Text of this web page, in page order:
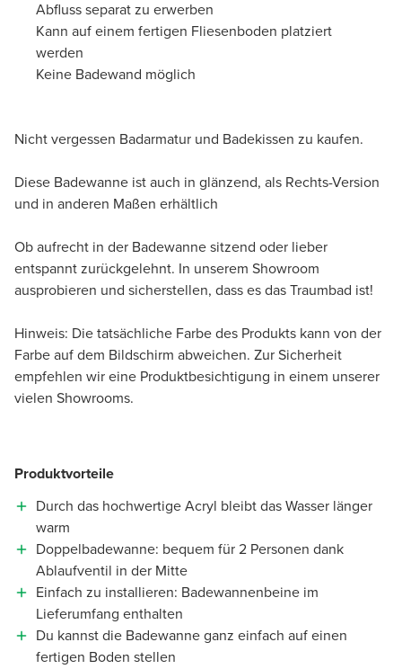
Abfluss separat zu erwerben
Kann auf einem fertigen Fliesenboden platziert
werden
Keine Badewand möglich
Nicht vergessen Badarmatur und Badekissen zu kaufen.
Diese Badewanne ist auch in glänzend, als Rechts-Version
und in anderen Maßen erhältlich
Ob aufrecht in der Badewanne sitzend oder lieber
entspannt zurückgelehnt. In unserem Showroom
ausprobieren und sicherstellen, dass es das Traumbad ist!
Hinweis: Die tatsächliche Farbe des Produkts kann von der
Farbe auf dem Bildschirm abweichen. Zur Sicherheit
empfehlen wir eine Produktbesichtigung in einem unserer
vielen Showrooms.
Produktvorteile
Durch das hochwertige Acryl bleibt das Wasser länger
warm
Doppelbadewanne: bequem für 2 Personen dank
Ablaufventil in der Mitte
Einfach zu installieren: Badewannenbeine im
Lieferumfang enthalten
Du kannst die Badewanne ganz einfach auf einen
fertigen Boden stellen